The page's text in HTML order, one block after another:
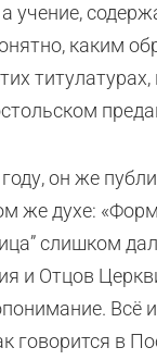
учение,
каким
титулатурах,
он же
же духе:
слишком
и Отцов
Всё
говорится в